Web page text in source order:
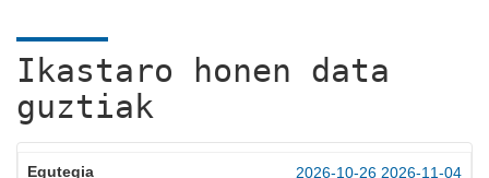
Ikastaro honen data
guztiak
2026-10-26 2026-11-04